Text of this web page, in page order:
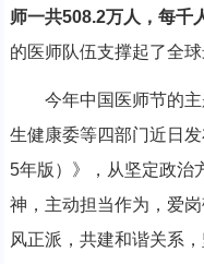
师一共508.2万人，每千
的医师队伍支撑起了全
今年中国医师节的主
生健康委等四部门近日
5年版）》，从坚定政治
神，主动担当作为，爱
风正派，共建和谐关系